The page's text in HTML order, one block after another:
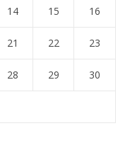
14 15 16
21 22 23
28 29 30